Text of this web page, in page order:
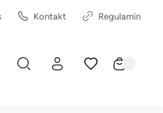
Kontakt Regulamin